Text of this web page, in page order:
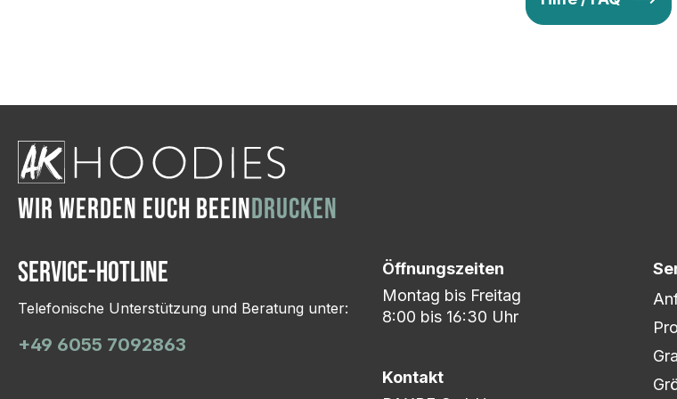
Hasselroth und einem umfangreichen Lagerbestand sind
Wir ändern das Motiv so lange ab, bis Ihr zu 100% zufrieden seid.
WIR WERDEN EUCH BEEINDRUCKEN
Service-Hotline
Telefonische Unterstützung und Beratung unter:
+49 6055 7092863
Öffnungszeiten
Montag bis Freitag
8:00 bis 16:30 Uhr
Kontakt